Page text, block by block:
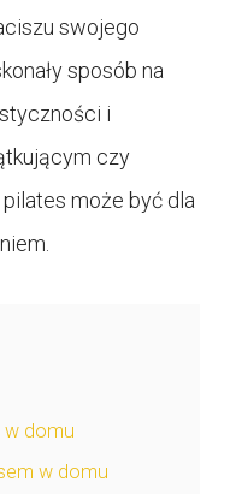
swojego
sposób na
i
czy
może być dla
w domu
w domu